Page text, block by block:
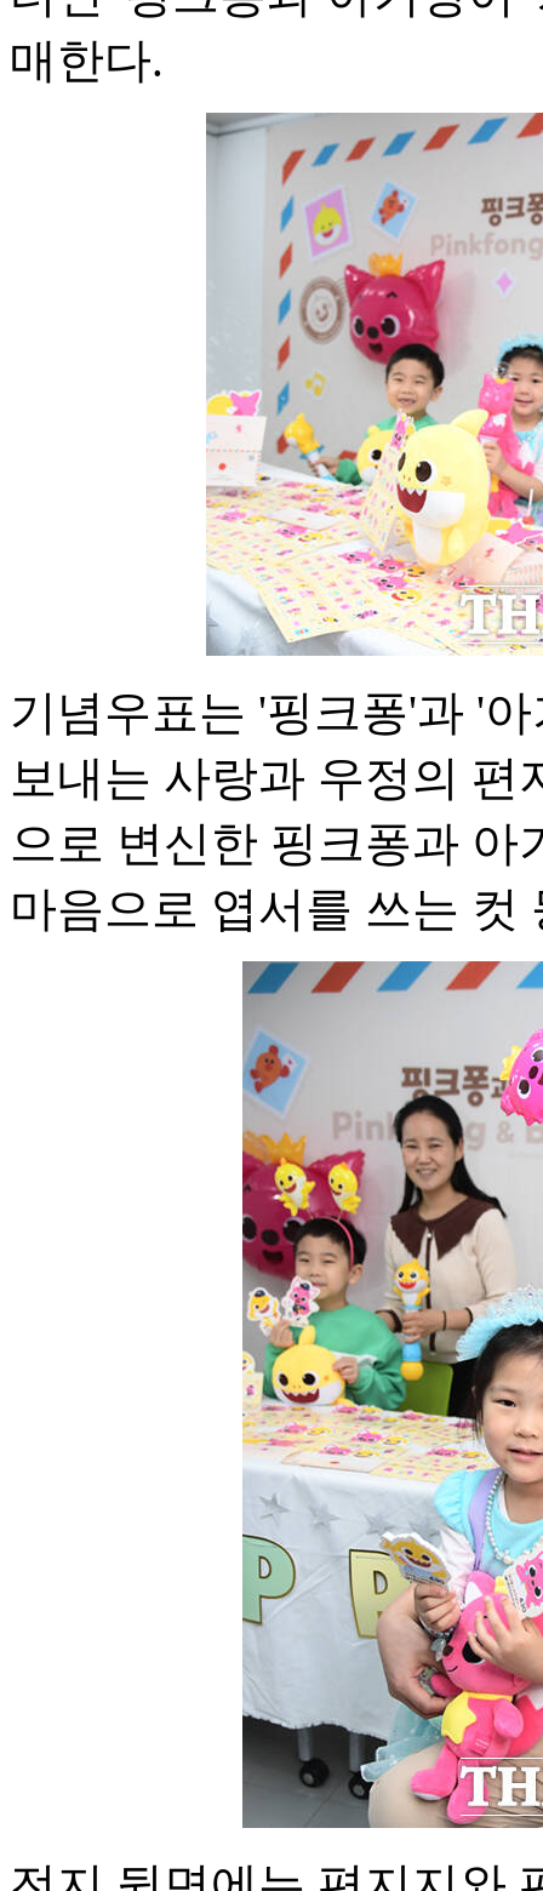
매한다.
기념우표는 '핑크퐁'과 '
보내는 사랑과 우정의 편
으로 변신한 핑크퐁과 아
마음으로 엽서를 쓰는 컷